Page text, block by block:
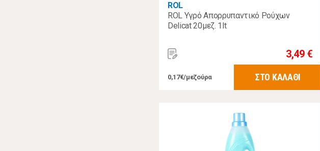
ROL
ROL Υγρό Απορρυπαντικό Ρούχων
Delicat 20μεζ. 1lt
3,49 €
0,17€/μεζούρα ΣΤΟ ΚΑΛΑΘΙ